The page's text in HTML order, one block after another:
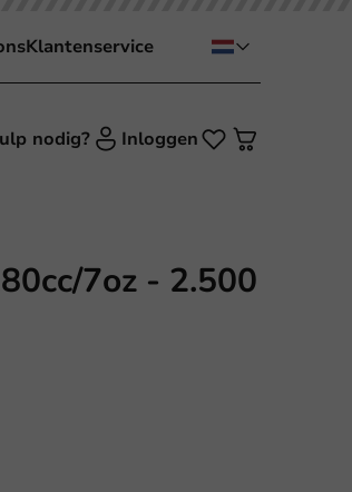
Klantenservice
nodig? Inloggen
7oz - 2.500